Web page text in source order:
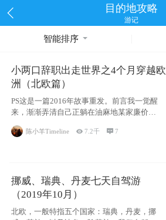
目的地攻略
游记
智能排序
小两口辞职出走世界之4个月穿越欧
洲（北欧篇）
PS这是一篇2016年故事重发。前言我一觉醒
来，渐渐弄清自己正躺在油麻地某家廉价宾
馆
陈小羊Timeline 7.2千 7
挪威、瑞典、丹麦七天自驾游
（2019年10月）
北欧，一般特指五个国家：瑞典，丹麦，挪